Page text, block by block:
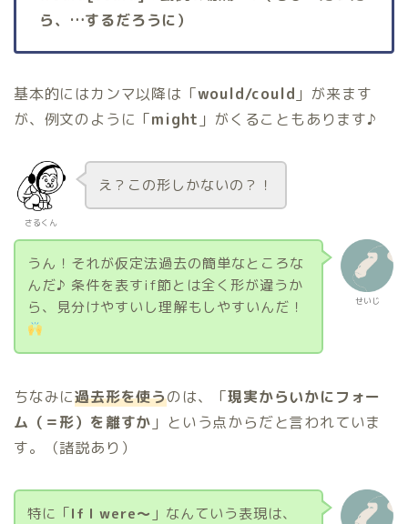
ら、…するだろうに）
基本的にはカンマ以降は「would/could 」が来ます
が、例文のように「might 」がくることもあります♪
さるくん
え？この形しかないの？！
せいじ
うん！それが仮定法過去の簡単なところな
んだ♪ 条件を表すif節とは全く形が違うか
ら、見分けやすいし理解もしやすいんだ！
ちなみに過去形を使うのは、「現実からいかにフォー
ム（＝形）を離すか 」という点からだと言われていま
す。（諸説あり）
特に「If I were〜 」なんていう表現は、